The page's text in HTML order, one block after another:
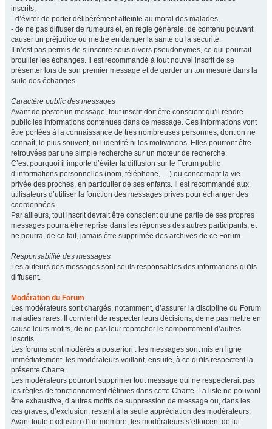
inscrits,
- d’éviter de porter délibérément atteinte au moral des malades,
- de ne pas diffuser de rumeurs et, en règle générale, de contenu pouvant
causer un préjudice ou mettre en danger la santé ou la sécurité.
Il n’est pas permis de s’inscrire sous divers pseudonymes, ce qui pourrait
brouiller les échanges. Il est recommandé à tout nouvel inscrit de se
présenter lors de son premier message et de garder un ton mesuré dans la
suite des échanges.
Caractère public des messages
Avant de poster un message, tout inscrit doit être conscient qu’il rendre
public les informations contenues dans ce message. Ces informations vont
être portées à la connaissance de très nombreuses personnes, dont on ne
connaît, le plus souvent, ni l’identité ni les motivations. Elles pourront être
retrouvées par une simple recherche sur un moteur de recherche.
C’est pourquoi il importe d’éviter la diffusion sur le Forum public
d’informations personnelles (nom, téléphone, …) ou concernant la vie
privée des proches, en particulier de ses enfants. Il est recommandé aux
utilisateurs d’utiliser la fonction des messages privés pour échanger des
coordonnées.
Par ailleurs, tout inscrit devrait être conscient qu’une partie de ses propres
messages pourra être reprise dans les réponses des autres participants, et
ne pourra, de ce fait, jamais être supprimée des archives de ce Forum.
Responsabilité des messages
Les auteurs des messages sont seuls responsables des informations qu'ils
diffusent.
Modération du Forum
Les modérateurs sont chargés, notamment, d’assurer la discipline du Forum
maladies rares. Il convient de respecter leurs décisions, de ne pas mettre en
cause leurs motifs, de ne pas leur reprocher le comportement d’autres
inscrits.
Les forums sont modérés a posteriori : les messages sont mis en ligne
immédiatement, les modérateurs veillant, ensuite, à ce qu'ils respectent la
présente Charte.
Les modérateurs pourront supprimer tout message qui ne respecterait pas
les règles de fonctionnement définies dans cette Charte. La liste ne pouvant
être exhaustive, d’autres motifs de suppression de message ou, dans les
cas graves, d’exclusion, restent à la seule appréciation des modérateurs.
Avant toute exclusion d’un membre, les modérateurs s’efforcent de lui